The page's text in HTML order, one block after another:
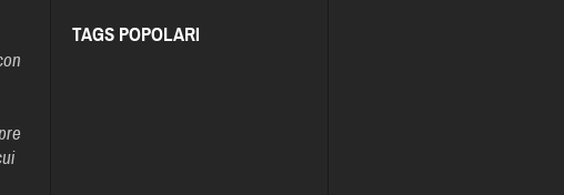
TAGS POPOLARI